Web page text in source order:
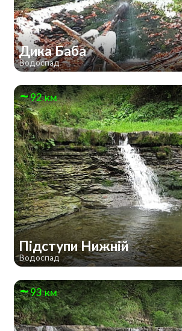
Дика Баба
Водоспад
92 км
Підступи Нижній
Водоспад
93 км